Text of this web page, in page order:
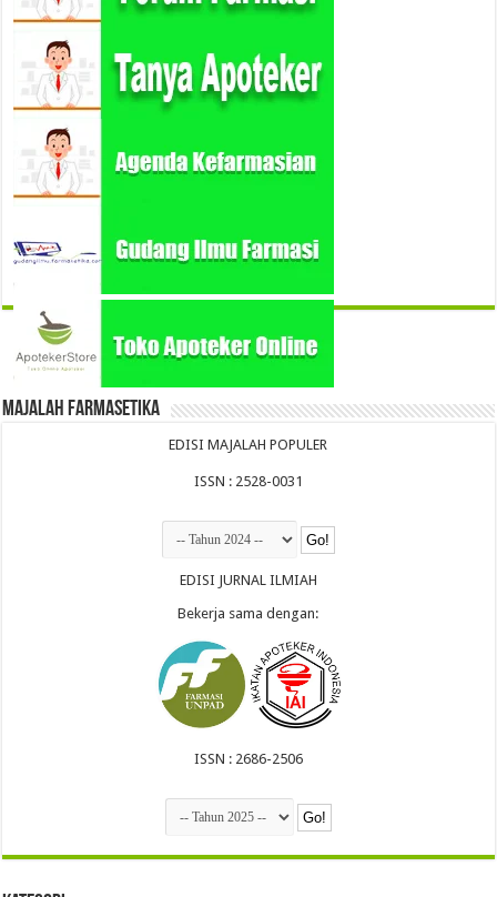
Majalah Farmasetika
EDISI MAJALAH POPULER
ISSN : 2528-0031
EDISI JURNAL ILMIAH
Bekerja sama dengan:
ISSN : 2686-2506